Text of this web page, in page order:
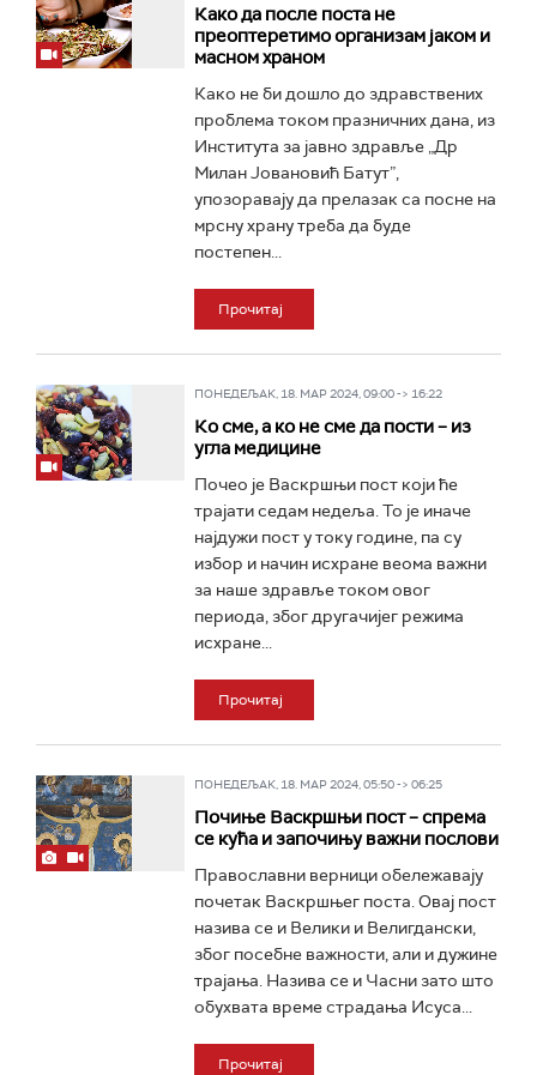
Како да после поста не
преоптеретимо организам јаком и
масном храном
Како не би дошло до здравствених
проблема током празничних дана, из
Института за јавно здравље „Др
Милан Јовановић Батут”,
упозоравају да прелазак са посне на
мрсну храну треба да буде
постепен...
Прочитај
ПОНЕДЕЉАК, 18. МАР 2024, 09:00 -> 16:22
Ко сме, а ко не сме да пости – из
угла медицине
Почео је Васкршњи пост који ће
трајати седам недеља. То је иначе
најдужи пост у току године, па су
избор и начин исхране веома важни
за наше здравље током овог
периода, због другачијег режима
исхране...
Прочитај
ПОНЕДЕЉАК, 18. МАР 2024, 05:50 -> 06:25
Почиње Васкршњи пост – спрема
се кућа и започињу важни послови
Православни верници обележавају
почетак Васкршњег поста. Овај пост
назива се и Велики и Велигдански,
због посебне важности, али и дужине
трајања. Назива се и Часни зато што
обухвата време страдања Исуса...
Прочитај